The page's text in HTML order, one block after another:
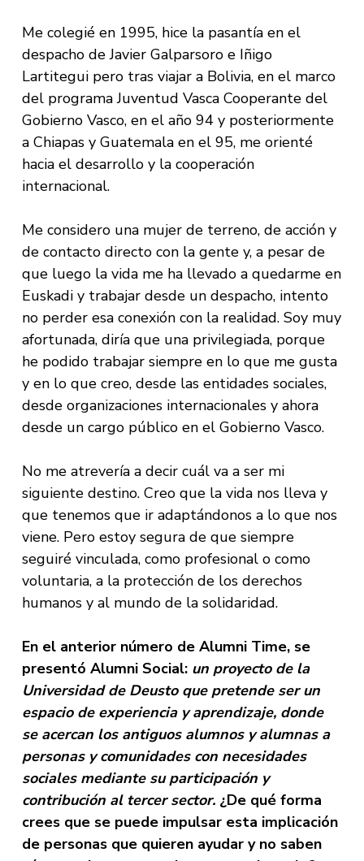
Me colegié en 1995, hice la pasantía en el
despacho de Javier Galparsoro e Iñigo
Lartitegui pero tras viajar a Bolivia, en el marco
del programa Juventud Vasca Cooperante del
Gobierno Vasco, en el año 94 y posteriormente
a Chiapas y Guatemala en el 95, me orienté
hacia el desarrollo y la cooperación
internacional.
Me considero una mujer de terreno, de acción y
de contacto directo con la gente y, a pesar de
que luego la vida me ha llevado a quedarme en
Euskadi y trabajar desde un despacho, intento
no perder esa conexión con la realidad. Soy muy
afortunada, diría que una privilegiada, porque
he podido trabajar siempre en lo que me gusta
y en lo que creo, desde las entidades sociales,
desde organizaciones internacionales y ahora
desde un cargo público en el Gobierno Vasco.
No me atrevería a decir cuál va a ser mi
siguiente destino. Creo que la vida nos lleva y
que tenemos que ir adaptándonos a lo que nos
viene. Pero estoy segura de que siempre
seguiré vinculada, como profesional o como
voluntaria, a la protección de los derechos
humanos y al mundo de la solidaridad.
En el anterior número de Alumni Time, se
presentó Alumni Social: un proyecto de la
Universidad de Deusto que pretende ser un
espacio de experiencia y aprendizaje, donde
se acercan los antiguos alumnos y alumnas a
personas y comunidades con necesidades
sociales mediante su participación y
contribución al tercer sector.¿De qué forma
crees que se puede impulsar esta implicación
de personas que quieren ayudar y no saben